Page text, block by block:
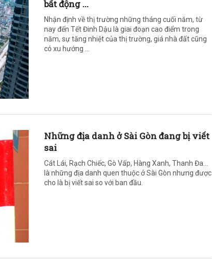
bất động ...
Nhận định về thị trường những tháng cuối năm, từ
nay đến Tết Đinh Dậu là giai đoạn cao điểm trong
năm, sự tăng nhiệt của thị trường, giá nhà đất cũng
có xu hướng ...
Những địa danh ở Sài Gòn đang bị viết
sai
Cát Lái, Rạch Chiếc, Gò Vấp, Hàng Xanh, Thanh Đa…
là những địa danh quen thuộc ở Sài Gòn nhưng được
cho là bị viết sai so với ban đầu.